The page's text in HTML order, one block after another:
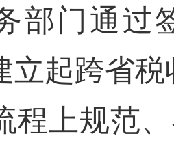
部门通过
立起跨省
上规范、